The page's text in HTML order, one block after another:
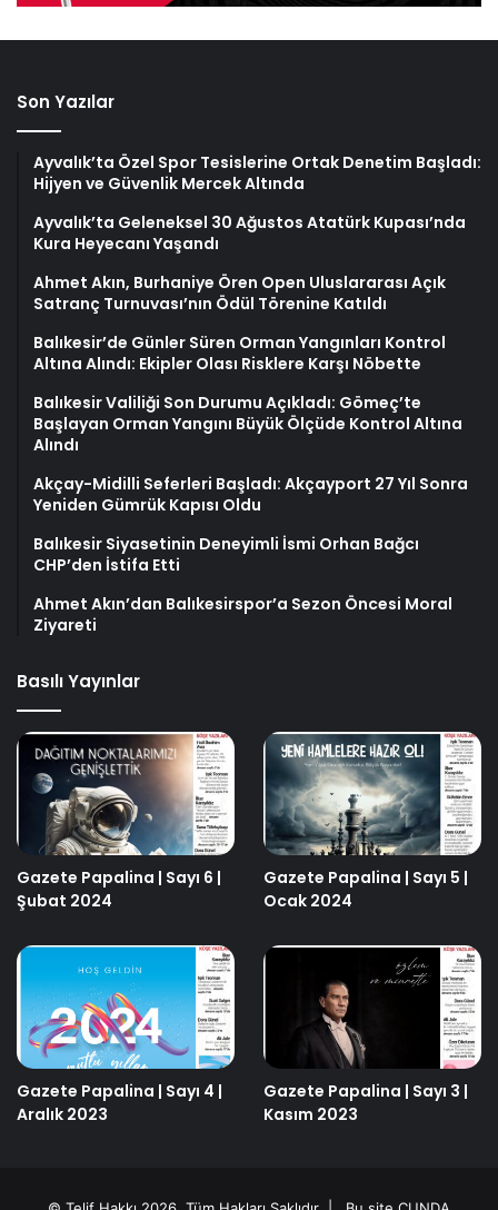
Son Yazılar
Ayvalık’ta Özel Spor Tesislerine Ortak Denetim Başladı:
Hijyen ve Güvenlik Mercek Altında
Ayvalık’ta Geleneksel 30 Ağustos Atatürk Kupası’nda
Kura Heyecanı Yaşandı
Ahmet Akın, Burhaniye Ören Open Uluslararası Açık
Satranç Turnuvası’nın Ödül Törenine Katıldı
Balıkesir’de Günler Süren Orman Yangınları Kontrol
Altına Alındı: Ekipler Olası Risklere Karşı Nöbette
Balıkesir Valiliği Son Durumu Açıkladı: Gömeç’te
Başlayan Orman Yangını Büyük Ölçüde Kontrol Altına
Alındı
Akçay-Midilli Seferleri Başladı: Akçayport 27 Yıl Sonra
Yeniden Gümrük Kapısı Oldu
Balıkesir Siyasetinin Deneyimli İsmi Orhan Bağcı
CHP’den İstifa Etti
Ahmet Akın’dan Balıkesirspor’a Sezon Öncesi Moral
Ziyareti
Basılı Yayınlar
Gazete Papalina | Sayı 6 |
Şubat 2024
Gazete Papalina | Sayı 5 |
Ocak 2024
Gazete Papalina | Sayı 4 |
Aralık 2023
Gazete Papalina | Sayı 3 |
Kasım 2023